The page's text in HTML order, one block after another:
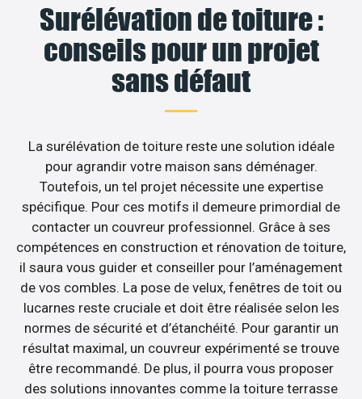
Surélévation de toiture :
conseils pour un projet
sans défaut
La surélévation de toiture reste une solution idéale
pour agrandir votre maison sans déménager.
Toutefois, un tel projet nécessite une expertise
spécifique. Pour ces motifs il demeure primordial de
contacter un couvreur professionnel. Grâce à ses
compétences en construction et rénovation de toiture,
il saura vous guider et conseiller pour l’aménagement
de vos combles. La pose de velux, fenêtres de toit ou
lucarnes reste cruciale et doit être réalisée selon les
normes de sécurité et d’étanchéité. Pour garantir un
résultat maximal, un couvreur expérimenté se trouve
être recommandé. De plus, il pourra vous proposer
des solutions innovantes comme la toiture terrasse